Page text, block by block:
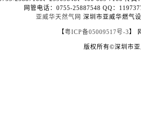
网管电话：0755-25887548 QQ：
亚威华天然气网 深圳市亚威华燃气
【粤ICP备05009517号-3】
版权所有©深圳市